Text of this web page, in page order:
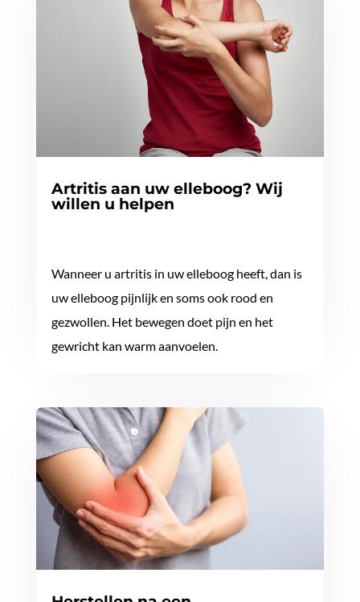
Artritis aan uw elleboog? Wij
willen u helpen
Wanneer u artritis in uw elleboog heeft, dan is
uw elleboog pijnlijk en soms ook rood en
gezwollen. Het bewegen doet pijn en het
gewricht kan warm aanvoelen.